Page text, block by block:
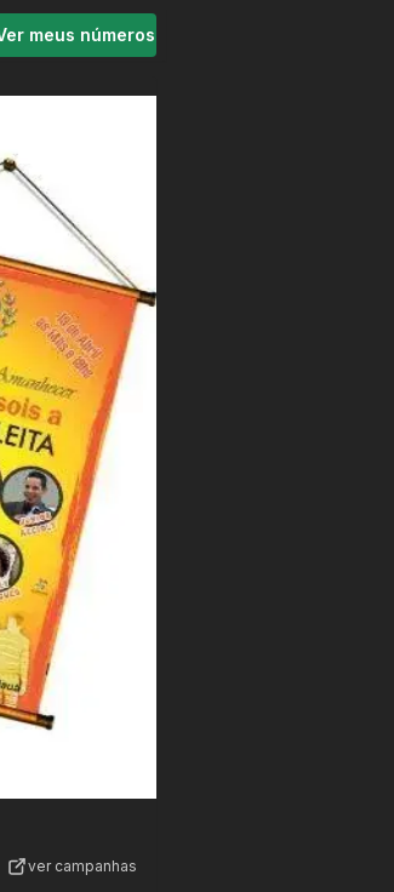
meus números
ver campanhas